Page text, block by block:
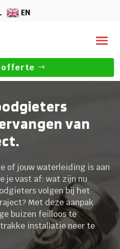
EN
offerte
van
of jouw waterleiding is aan
je vast af: wat zijn nu
volgen bij het
Met deze aanpak
buizen feilloos te
installatie neer te